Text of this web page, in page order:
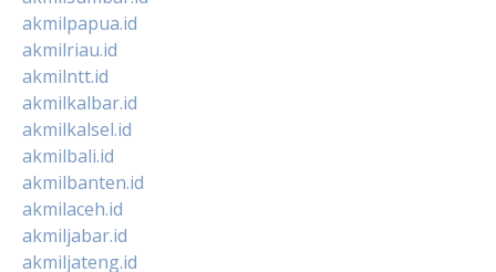
akmilpapua.id
akmilriau.id
akmilntt.id
akmilkalbar.id
akmilkalsel.id
akmilbali.id
akmilbanten.id
akmilaceh.id
akmiljabar.id
akmiljateng.id